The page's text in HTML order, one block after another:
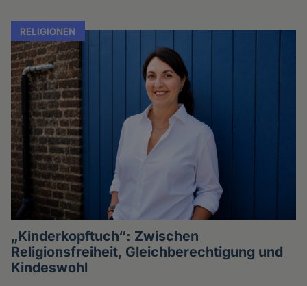
RELIGIONEN
„Kinderkopftuch“: Zwischen
Religionsfreiheit, Gleichberechtigung und
Kindeswohl